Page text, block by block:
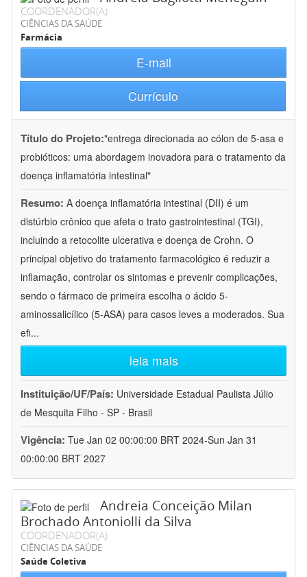
COORDENADOR(A)
CIÊNCIAS DA SAÚDE
Farmácia
E-mail
Currículo
Título do Projeto:"entrega direcionada ao cólon de 5-asa e
probióticos: uma abordagem inovadora para o tratamento da
doença inflamatória intestinal"
Resumo: A doença inflamatória intestinal (DII) é um
distúrbio crônico que afeta o trato gastrointestinal (TGI),
incluindo a retocolite ulcerativa e doença de Crohn. O
principal objetivo do tratamento farmacológico é reduzir a
inflamação, controlar os sintomas e prevenir complicações,
sendo o fármaco de primeira escolha o ácido 5-
aminossalicílico (5-ASA) para casos leves a moderados. Sua
efi...
leia mais
Instituição/UF/País: Universidade Estadual Paulista Júlio
de Mesquita Filho - SP - Brasil
Vigência: Tue Jan 02 00:00:00 BRT 2024-Sun Jan 31
00:00:00 BRT 2027
Andreia Conceição Milan
Brochado Antoniolli da Silva
COORDENADOR(A)
CIÊNCIAS DA SAÚDE
Saúde Coletiva